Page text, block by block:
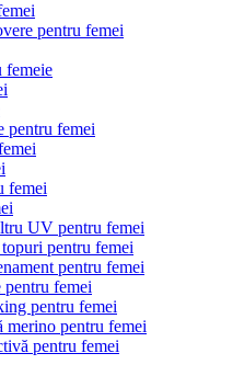
pentru femei
femeie
pentru femei
femei
UV pentru femei
pentru femei
pentru femei
pentru femei
pentru femei
merino pentru femei
pentru femei